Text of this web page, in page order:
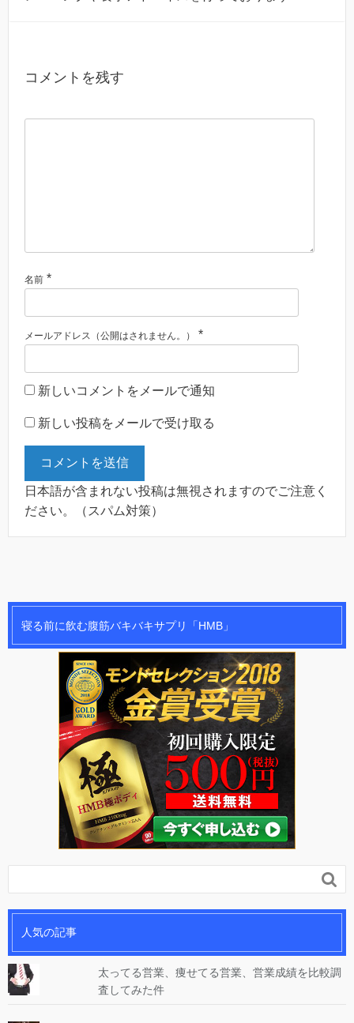
コメントを残す
名前 *
メールアドレス（公開はされません。） *
新しいコメントをメールで通知
新しい投稿をメールで受け取る
日本語が含まれない投稿は無視されますのでご注意く
ださい。（スパム対策）
寝る前に飲む腹筋バキバキサプリ「HMB」

人気の記事
太ってる営業、痩せてる営業、営業成績を比較調
査してみた件